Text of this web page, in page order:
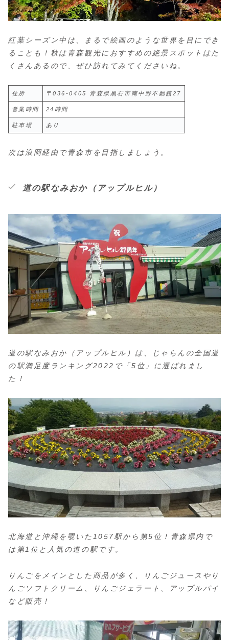
紅葉シーズン中は、まるで絵画のような世界を目にでき
ることも！秋は青森観光におすすめの絶景スポットはた
くさんあるので、ぜひ訪れてみてくださいね。
住所 〒036-0405 青森県黒石市南中野不動舘27
営業時間 24時間
駐車場 あり
次は浪岡経由で青森市を目指しましょう。
道の駅なみおか（アップルヒル）
道の駅なみおか（アップルヒル）は、じゃらんの全国道
の駅満足度ランキング2022で「5位」に選ばれまし
た！
北海道と沖縄を覗いた1057駅から第5位！青森県内で
は第1位と人気の道の駅です。
りんごをメインとした商品が多く、りんごジュースやり
んごソフトクリーム、りんごジェラート、アップルパイ
など販売！